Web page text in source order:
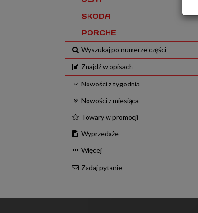
SKODA
PORCHE
Wyszukaj po numerze części
Znajdź w opisach
Nowości z tygodnia
Nowości z miesiąca
Towary w promocji
Wyprzedaże
Więcej
Zadaj pytanie